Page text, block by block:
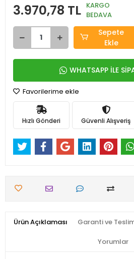
3.970,78 TL KARGO
BEDAVA
Sepete
Ekle
WHATSAPP İLE
Favorilerime ekle
Hızlı Gönderi Güvenli Alışveriş
Ürün Açıklaması Garanti ve
Yorumlar